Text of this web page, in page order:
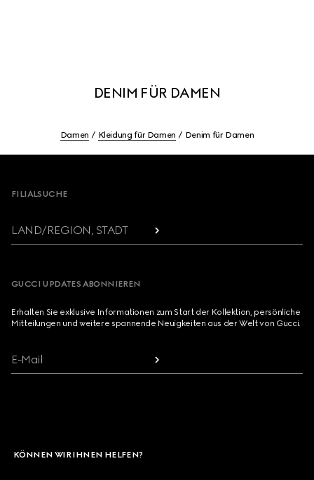
DENIM FÜR DAMEN
Damen Kleidung für Damen Denim für Damen
FILIALSUCHE
LAND/REGION, STADT
GUCCI UPDATES ABONNIEREN
Erhalten Sie exklusive Informationen zum Start der Kollektion, persönliche
Mitteilungen und weitere spannende Neuigkeiten aus der Welt von Gucci.
E-Mail
KÖNNEN WIR IHNEN HELFEN?